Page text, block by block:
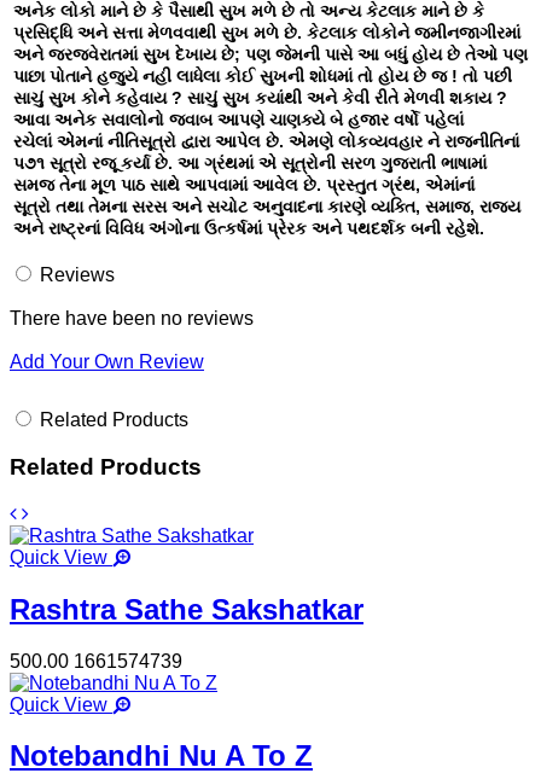
અનેક લોકો માને છે કે પૈસાથી સુખ મળે છે તો અન્ય કેટલાક માને છે કે
પ્રસિદ્ધિ અને સત્તા મેળવવાથી સુખ મળે છે. કેટલાક લોકોને જમીનજાગીરમાં
અને જરજવેરાતમાં સુખ દેખાય છે; પણ જેમની પાસે આ બધું હોય છે તેઓ પણ
પાછા પોતાને હજુયે નહી લાધેલા કોઈ સુખની શોધમાં તો હોય છે જ ! તો પછી
સાચું સુખ કોને કહેવાય ? સાચું સુખ કયાંથી અને કેવી રીતે મેળવી શકાય ?
આવા અનેક સવાલોનો જવાબ આપણે ચાણક્યે બે હજાર વર્ષો પહેલાં
રચેલાં એમનાં નીતિસૂત્રો દ્વારા આપેલ છે. એમણે લોકવ્યવહાર ને રાજનીતિનાં
પ૭૧ સૂત્રો રજૂ કર્યા છે. આ ગ્રંથમાં એ સૂત્રોની સરળ ગુજરાતી ભાષામાં
સમજ તેના મૂળ પાઠ સાથે આપવામાં આવેલ છે. પ્રસ્તુત ગ્રંથ, એમાંનાં
સૂત્રો તથા તેમના સરસ અને સચોટ અનુવાદના કારણે વ્યક્તિ, સમાજ, રાજય
અને રાષ્ટ્રનાં વિવિધ અંગોના ઉત્કર્ષમાં પ્રેરક અને પથદર્શક બની રહેશે.
Reviews
There have been no reviews
Add Your Own Review
Related Products
Related Products
Quick View
Rashtra Sathe Sakshatkar
500.00 1661574739
Quick View
Notebandhi Nu A To Z